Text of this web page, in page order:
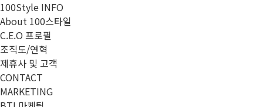
100Style INFO
About 100스타일
C.E.O 프로필
조직도/연혁
제휴사 및 고객
CONTACT
MARKETING